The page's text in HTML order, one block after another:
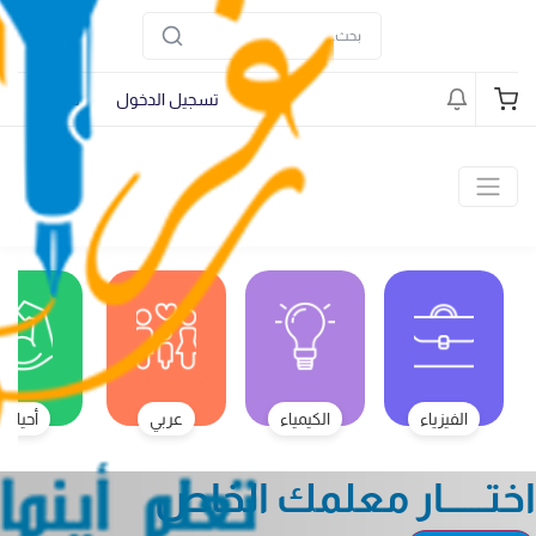
تسجيل الدخول تسجيل
الفيزياء الكيمياء عربي أحياء
اختــــــار معلمك الخاص